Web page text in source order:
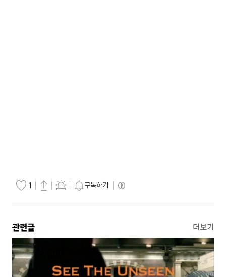
1 구독하기
관련글 더보기